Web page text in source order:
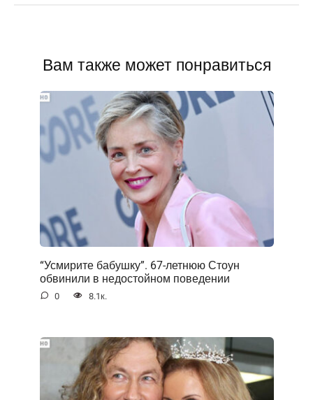
Вам также может понравиться
“Усмирите бабушку”. 67-летнюю Стоун
обвинили в недостойном поведении
0 8.1к.